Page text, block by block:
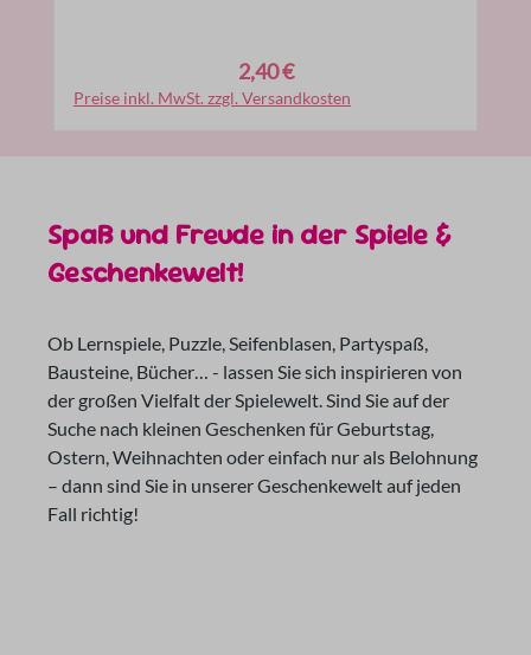
2,40 €
Preise inkl. MwSt. zzgl. Versandkosten
In den Warenkorb
Spaß und Freude in der Spiele &
Geschenkewelt!
Ob Lernspiele, Puzzle, Seifenblasen, Partyspaß,
Bausteine, Bücher… - lassen Sie sich inspirieren von
der großen Vielfalt der Spielewelt. Sind Sie auf der
Suche nach kleinen Geschenken für Geburtstag,
Ostern, Weihnachten oder einfach nur als Belohnung
– dann sind Sie in unserer Geschenkewelt auf jeden
Fall richtig!